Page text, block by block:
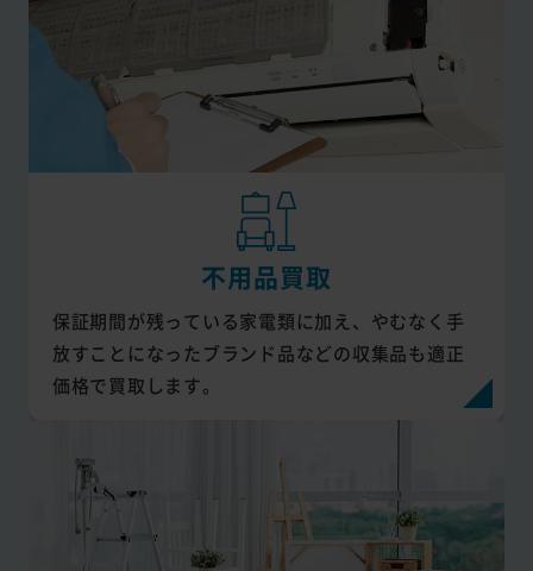
不用品買取
保証期間が残っている家電類に加え、やむなく手
放すことになったブランド品などの収集品も適正
価格で買取します。